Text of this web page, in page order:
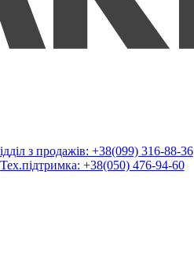
з продажів: +38(099) 316-88-36
Тех.підтримка: +38(050) 476-94-60